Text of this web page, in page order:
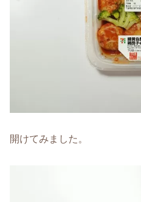
開けてみました。